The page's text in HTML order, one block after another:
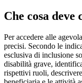
Che cosa
Per accedere alle
precisi. Secondo le
esclusiva di inclusione
disabilità grave,
rispettivi ruoli,